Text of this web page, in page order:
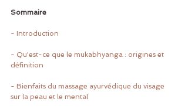
Sommaire
- Introduction
- Qu'est-ce que le mukabhyanga : origines et
définition
- Bienfaits du massage ayurvédique du visage
sur la peau et le mental